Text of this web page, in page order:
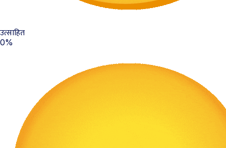
उत्साहित
0%